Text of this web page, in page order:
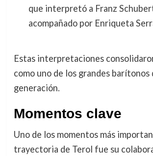
que interpretó a Franz
acompañado por Enriqueta
Estas interpretaciones
como uno de los grandes barítonos
generación.
Momentos clave
Uno de los momentos más
trayectoria de Terol fue su